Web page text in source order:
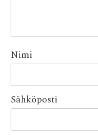
Nimi
Sähköposti